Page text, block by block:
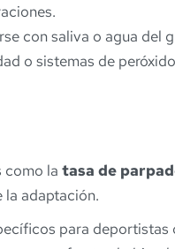
con saliva o agua del
o sistemas de
como la tasa de
la adaptación.
para deportistas